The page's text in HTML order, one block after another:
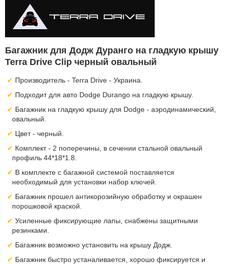
Багажник для Додж Дуранго на гладкую крышу
Terra Drive Clip черный овальный
Производитель - Terra Drive - Украина.
Подходит для авто Dodge Durango на гладкую крышу.
Багажник на гладкую крышу для Dodge - аэродинамический,
овальный.
Цвет - черный.
Комплект - 2 поперечины, в сечении стальной овальный
профиль 44*18*1.8.
В комплекте c багажной системой поставляется
необходимый для установки набор ключей.
Багажник прошел антикорозийную обработку и окрашен
порошковой краской.
Усиленные фиксирующие лапы, снабжены защитными
резинками.
Багажник возможно установить на крышу Додж.
Багажник быстро устаналивается, хорошо фиксируется и